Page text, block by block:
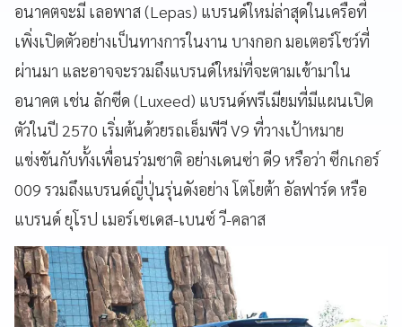
อนาคตจะมี เลอพาส (Lepas) แบรนด์ใหม่ล่าสุดในเครือที่
เพิ่งเปิดตัวอย่างเป็นทางการในงาน บางกอก มอเตอร์โชว์ที่
ผ่านมา และอาจจะรวมถึงแบรนด์ใหม่ที่จะตามเข้ามาใน
อนาคต เช่น ลักซีด (Luxeed) แบรนด์พรีเมียมที่มีแผนเปิด
ตัวในปี 2570 เริ่มต้นด้วยรถเอ็มพีวี V9 ที่วางเป้าหมาย
แข่งขันกับทั้งเพื่อนร่วมชาติ อย่างเดนซ่า ดี9 หรือว่า ซีกเกอร์
009 รวมถึงแบรนด์ญี่ปุ่นรุ่นดังอย่าง โตโยต้า อัลฟาร์ด หรือ
แบรนด์ ยุโรป เมอร์เซเดส-เบนซ์ วี-คลาส